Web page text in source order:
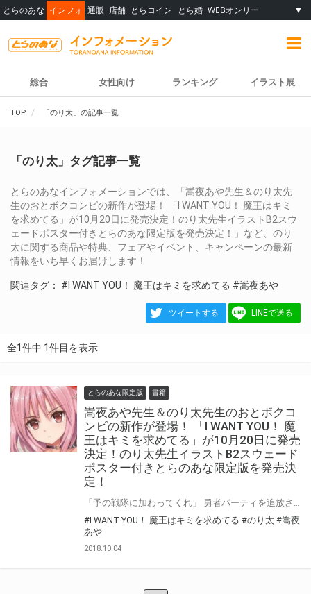
とらのあな インフォ 通販 店舗 とらコイン とら婚 WEBオンリー ▼
総合 女性向け ランキング イラスト展
TOP 「のり太」の記事一覧
「のり太」タグ記事一覧
とらのあなインフォメーションでは、「嵩夜あや先生＆のり太先
生のおとボクコンビの新作が登場！ 「I WANT YOU！ 魔王はキミ
を求めてる」が10月20日に発売決定！のり太先生イラストB2スウ
ェードポスター付きとらのあな限定版を発売決定！」など、のり
太に関する商品や特典、フェアやイベント、キャンペーンの最新
情報をいち早くお届けします！
関連タグ： #I WANT YOU！ 魔王はキミを求めてる #嵩夜あや
ツイートする LINEで送る
全1件中 1件目を表示
とらのあな限定版 書籍
嵩夜あや先生＆のり太先生のおとボクコ
ンビの新作が登場！ 「I WANT YOU！ 魔
王はキミを求めてる」が10月20日に発売
決定！のり太先生イラストB2スウェード
ポスター付きとらのあな限定版を発売決
定！
#I WANT YOU！ 魔王はキミを求めてる #のり太 #嵩夜
あや
2018.10.04